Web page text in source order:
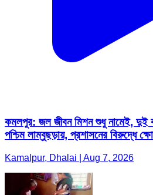
কমলপুর: জল জীবন মিশন শুধু নামেই,
পশ্চিম লাম্বুছড়ায়, প্রশাসনের বিরুদ্ধে
Kamalpur, Dhalai | Aug 7, 2026